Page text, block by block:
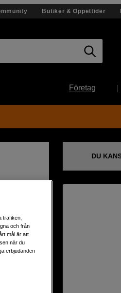
Butiker & Öppettider
Företag
DU
trafiken,
och från
mål är att
när du
erbjudanden